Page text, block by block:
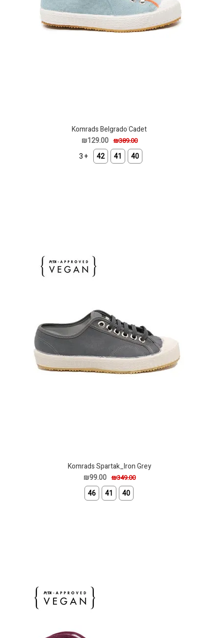
Komrads Belgradoֹ Cadet
₪389.00
₪129.00
40
41
42
+ 3
Komrads Spartak_Iron Grey
₪349.00
₪99.00
40
41
46